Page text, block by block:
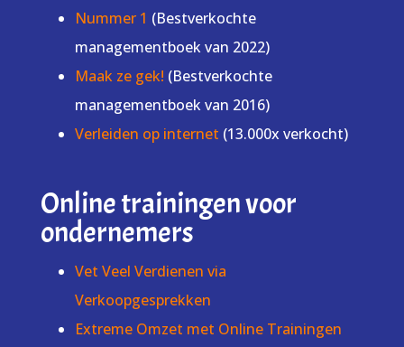
Nummer 1 (Bestverkochte
managementboek van 2022)
Maak ze gek! (Bestverkochte
managementboek van 2016)
Verleiden op internet (13.000x verkocht)
Online trainingen voor
ondernemers
Vet Veel Verdienen via
Verkoopgesprekken
Extreme Omzet met Online Trainingen